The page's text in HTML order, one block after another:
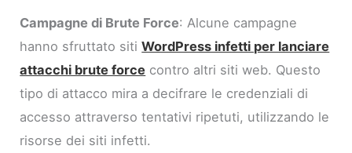
Campagne di Brute Force: Alcune campagne
hanno sfruttato sitiWordPress infetti per lanciare
attacchi brute force contro altri siti web. Questo
tipo di attacco mira a decifrare le credenziali di
accesso attraverso tentativi ripetuti, utilizzando le
risorse dei siti infetti.